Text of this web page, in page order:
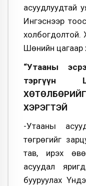
асуудлуудтай
Ингэснээр
холбогдолтой.
Шөнийн цагаар
“Утааны
тэргүүн
ХЭРЭГТЭЙ
-Утааны
төгрөгийг
тав, ирэх
асуудал
бууруулах